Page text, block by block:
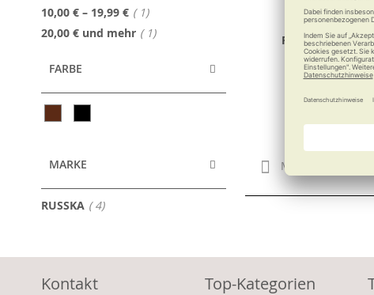
RUSSKA
Merken
10,00 € – 19,99 € 1Artikel
20,00 € und mehr 1Artikel
FARBE
MARKE
RUSSKA 4Artikel
Kontakt Top-Kategorien